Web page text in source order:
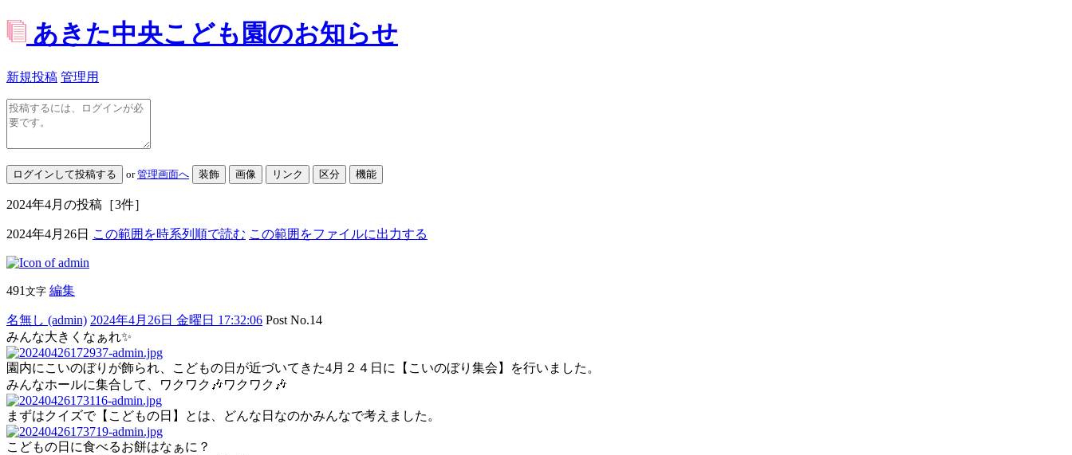
あきた中央こども園のお知らせ
新規投稿 管理用
or管理画面へ
2024年4月 の投稿 ［3件］
2024年4月26日 この範囲を時系列順で読む この範囲をファイルに出力する
491 文字 編集
名無し (admin) 2024年4月26日 金曜日 17:32:06 Post No.14
みんな大きくなぁれ✨
園内にこいのぼりが飾られ、こどもの日が近づいてきた4月２４日に【こいのぼり集会】を行いました。
みんなホールに集合して、ワクワク🎶ワクワク🎶
まずはクイズで【こどもの日】とは、どんな日なのかみんなで考えました。
こどもの日に食べるお餅はなぁに？